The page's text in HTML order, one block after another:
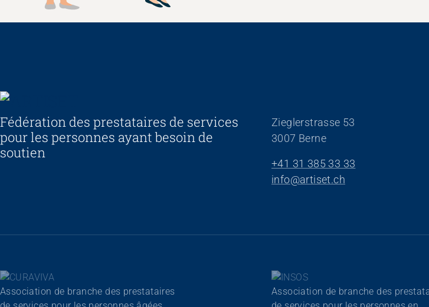
ARTISET
Fédération des prestataires de services
pour les personnes ayant besoin de
soutien
Zieglerstrasse 53
3007 Berne
+41 31 385 33 33
info@artiset.ch
Association de branche des prestataires
Association de branche des